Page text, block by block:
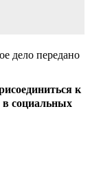
дело передано
к
в социальных